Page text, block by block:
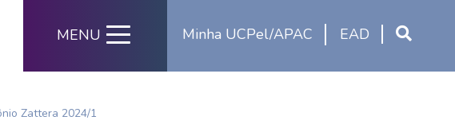
Minha UCPel/APAC EAD
MENU
Zattera 2024/1